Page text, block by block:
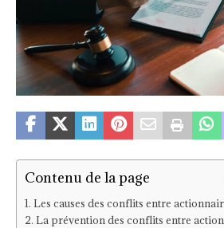
Contenu de la page
Les causes des conflits entre
La prévention des conflits entre